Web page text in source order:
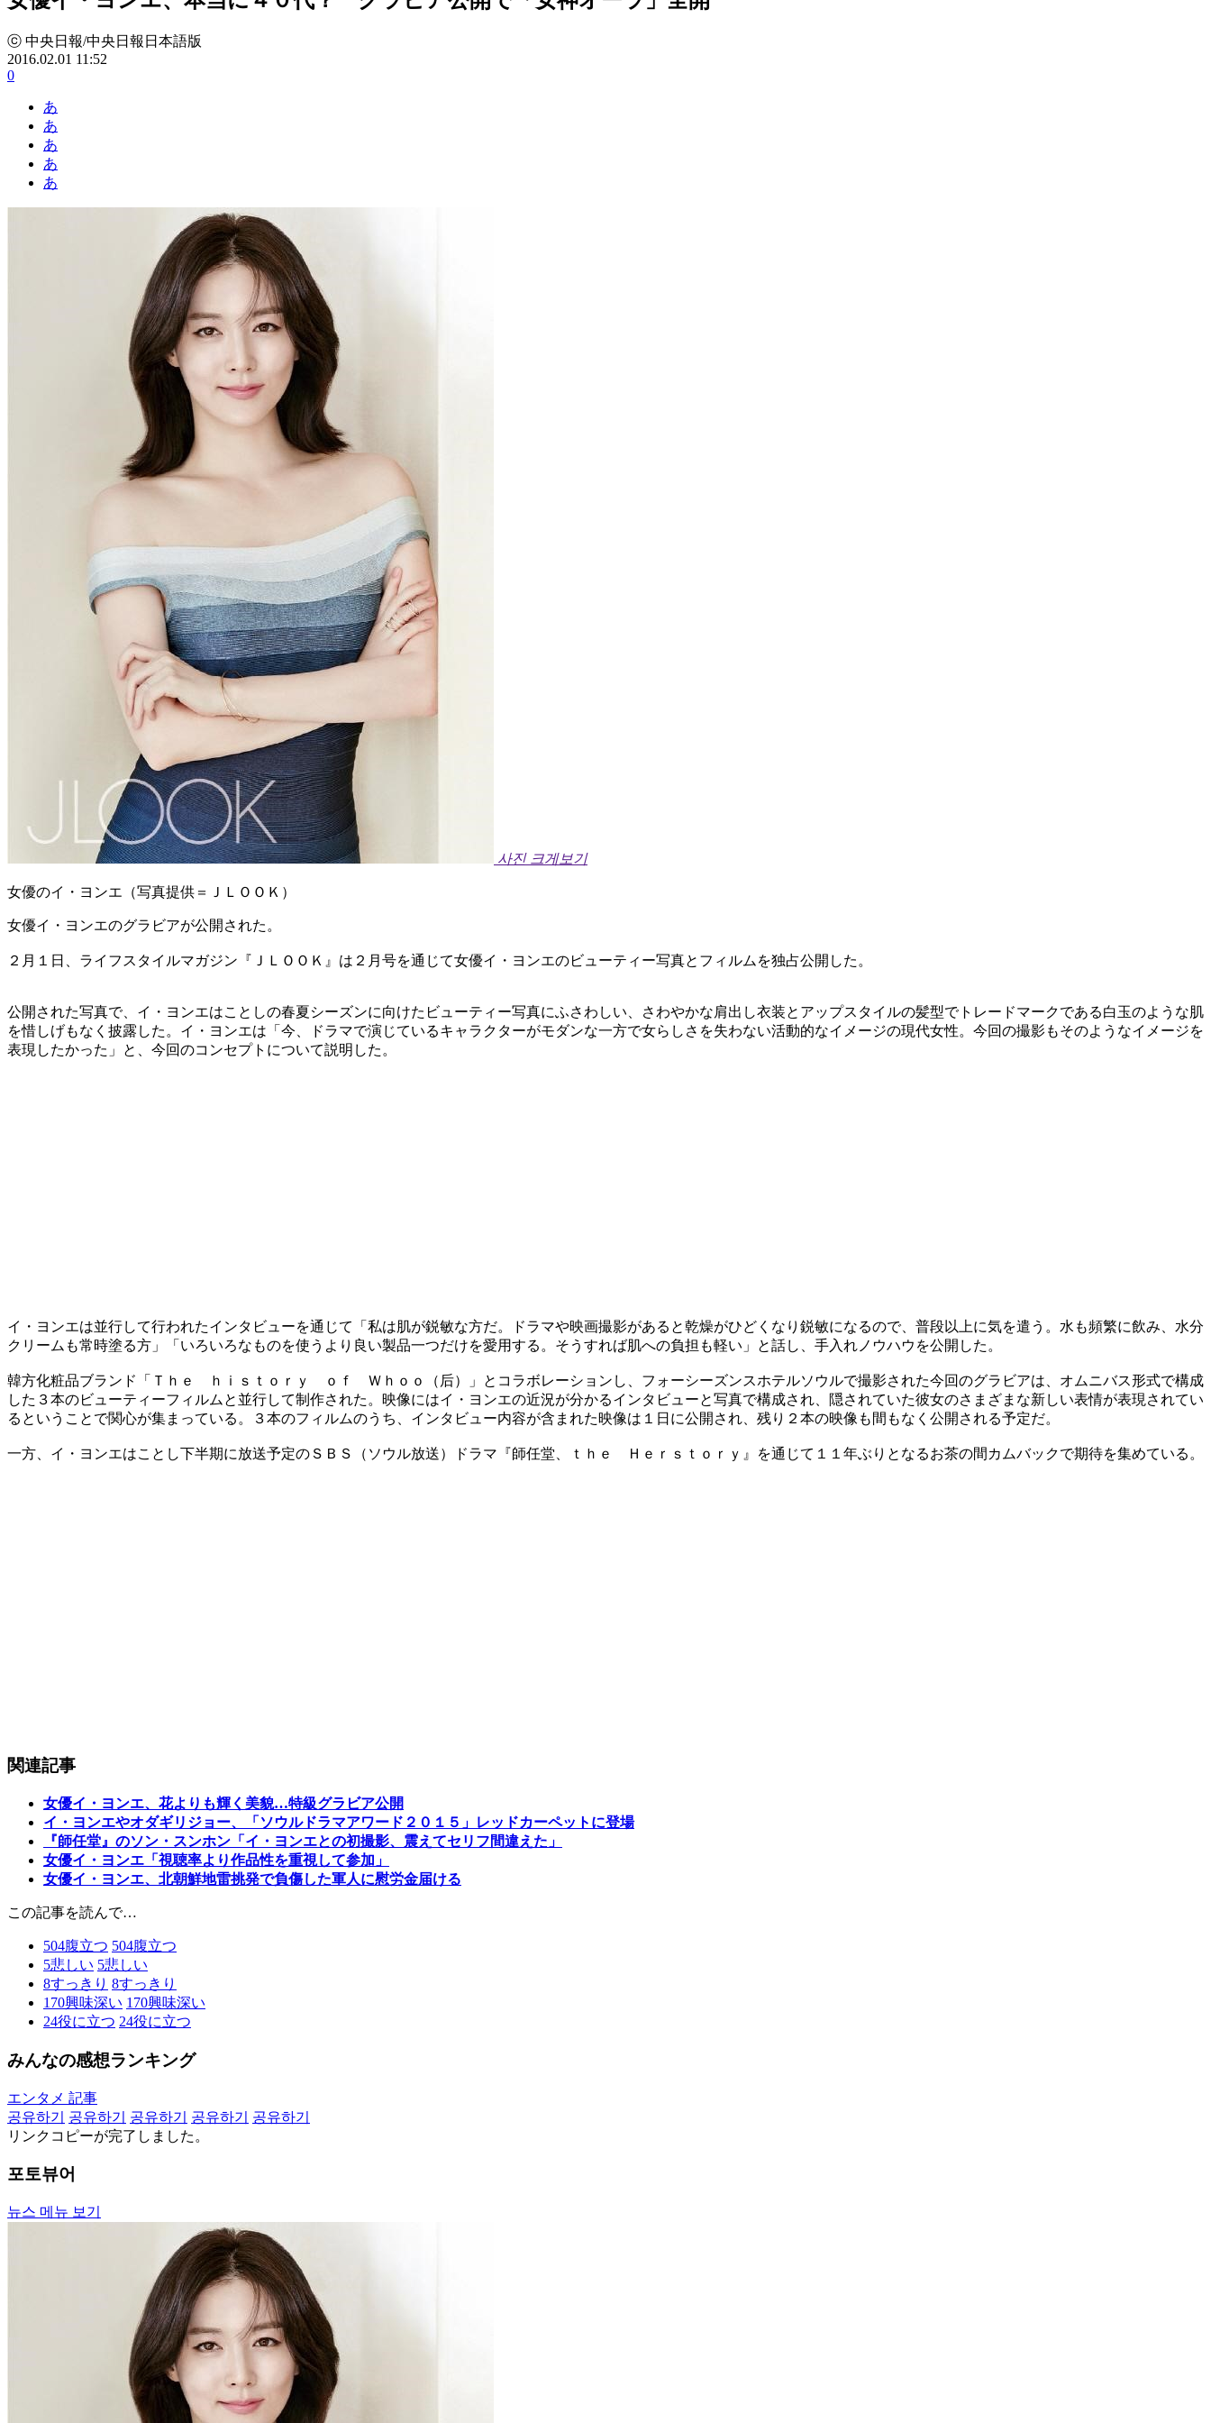
ⓒ 中央日報/中央日報日本語版
2016.02.01 11:52
0
あ
あ
あ
あ
あ
사진 크게보기
女優のイ・ヨンエ（写真提供＝ＪＬＯＯＫ）
女優イ・ヨンエのグラビアが公開された。
２月１日、ライフスタイルマガジン『ＪＬＯＯＫ』は２月号を通じて女優イ・ヨンエのビューティー写真とフィルムを独占公開した。
公開された写真で、イ・ヨンエはことしの春夏シーズンに向けたビューティー写真にふさわしい、さわやかな肩出し衣装とアップスタイルの髪型でトレードマークである白玉のような肌
を惜しげもなく披露した。イ・ヨンエは「今、ドラマで演じているキャラクターがモダンな一方で女らしさを失わない活動的なイメージの現代女性。今回の撮影もそのようなイメージを
表現したかった」と、今回のコンセプトについて説明した。
イ・ヨンエは並行して行われたインタビューを通じて「私は肌が鋭敏な方だ。ドラマや映画撮影があると乾燥がひどくなり鋭敏になるので、普段以上に気を遣う。水も頻繁に飲み、水分
クリームも常時塗る方」「いろいろなものを使うより良い製品一つだけを愛用する。そうすれば肌への負担も軽い」と話し、手入れノウハウを公開した。
韓方化粧品ブランド「Ｔｈｅ ｈｉｓｔｏｒｙ ｏｆ Ｗｈｏｏ（后）」とコラボレーションし、フォーシーズンスホテルソウルで撮影された今回のグラビアは、オムニバス形式で構成
した３本のビューティーフィルムと並行して制作された。映像にはイ・ヨンエの近況が分かるインタビューと写真で構成され、隠されていた彼女のさまざまな新しい表情が表現されてい
るということで関心が集まっている。３本のフィルムのうち、インタビュー内容が含まれた映像は１日に公開され、残り２本の映像も間もなく公開される予定だ。
一方、イ・ヨンエはことし下半期に放送予定のＳＢＳ（ソウル放送）ドラマ『師任堂、ｔｈｅ Ｈｅｒｓｔｏｒｙ』を通じて１１年ぶりとなるお茶の間カムバックで期待を集めている。
関連記事
女優イ・ヨンエ、花よりも輝く美貌…特級グラビア公開
イ・ヨンエやオダギリジョー、「ソウルドラマアワード２０１５」レッドカーペットに登場
『師任堂』のソン・スンホン「イ・ヨンエとの初撮影、震えてセリフ間違えた」
女優イ・ヨンエ「視聴率より作品性を重視して参加」
女優イ・ヨンエ、北朝鮮地雷挑発で負傷した軍人に慰労金届ける
この記事を読んで…
504腹立つ 504腹立つ
5悲しい 5悲しい
8すっきり 8すっきり
170興味深い 170興味深い
24役に立つ 24役に立つ
みんなの感想ランキング
エンタメ 記事
공유하기
공유하기 공유하기 공유하기
공유하기
リンクコピーが完了しました。
포토뷰어
뉴스 메뉴 보기